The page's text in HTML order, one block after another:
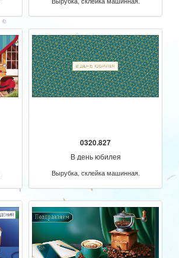
0320.827
В день юбилея
Вырубка, склейка машинная.